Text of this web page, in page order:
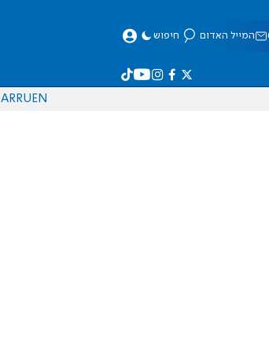
המייל האדום חיפוש
EN
RU
AR